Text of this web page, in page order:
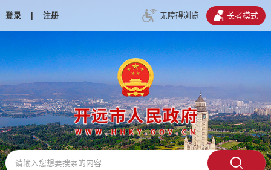
登录 | 注册 无障碍浏览 长者模式